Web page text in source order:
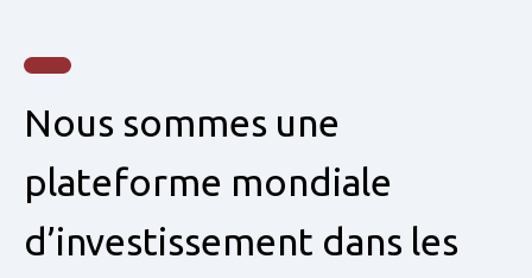
Nous sommes une
plateforme mondiale
d’investissement dans les